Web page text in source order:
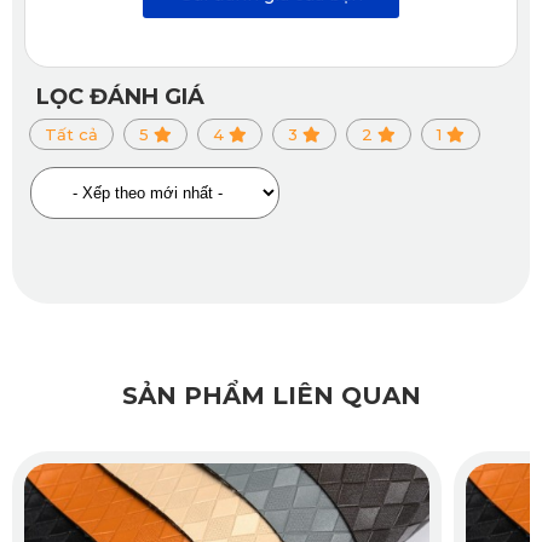
rừng núi, qua ổ gà hay phanh gấp, thảm vẫn cố định vững
vàng, không bị xô lệch gây vướng víu trong thao tác điều
khiển.
1.5. Vệ Sinh Nhanh Chóng – Phù Hợp Với Cuộc Sống
Năng Động
2. So Sánh Thảm Lót Truyền Thống Và
LỌC ĐÁNH GIÁ
Tất cả 5 4 3 2 1
SẢN PHẨM LIÊN QUAN